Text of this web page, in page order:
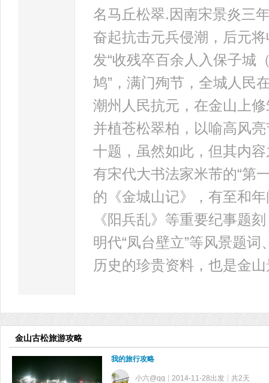
名马丘松翠.因南宋景炎三
奋起抗击元兵侵潮，后元
发“收残卒百余人入保子城
鸠”，满门殉节，全城人民
潮州人民抗元，在金山上
并植苍松翠柏，以喻高风
十题，虽然如此，但其内
有宋代大书法家米芾的“第
的《金城山记》，有至和
《阳兵乱》等重要纪事题
明代“凤台壁立”等风景题
历史的珍贵资料，也是金
金山古松旅游攻略
我的旅行攻略
小六@qq 2014-11-28出发 共2天